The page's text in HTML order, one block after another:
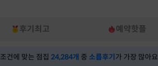
후기최고 예약핫플
조건에 맞는 점집 24,284개 중 소름후기 가 가장 많아요